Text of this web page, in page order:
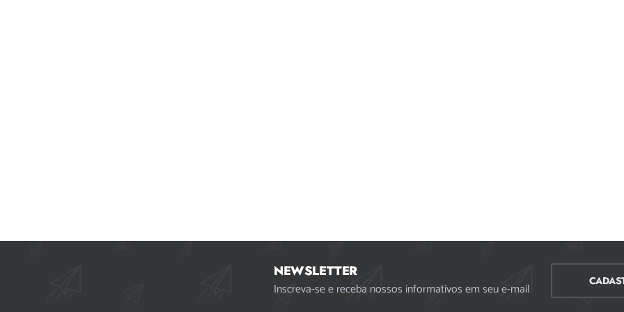
NEWSLETTER
Inscreva-se e receba nossos informativos em seu e-mail